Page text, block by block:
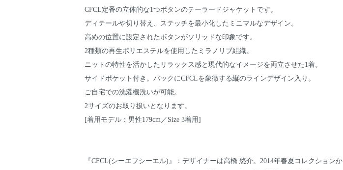
CFCL定番の立体的な1つボタンのテーラードジャケットです。
ディテールや切り替え、ステッチを最小化したミニマルなデザイン。
高めの位置に設定されたボタンがソリッドな印象です。
2種類の再生ポリエステルを使用したミラノリブ組織。
ニットの特性を活かしたリラックス感と現代的なイメージを両立させた1着。
サイドポケット付き。バックにCFCLを象徴する縦のラインデザイン入り。
ご自宅での洗濯機洗いが可能。
2サイズのお取り扱いとなります。
[着用モデル：男性179cm／Size 3着用]
『CFCL(シーエフシーエル)』：デザイナーは高橋 悠介。2014年春夏コレクションか